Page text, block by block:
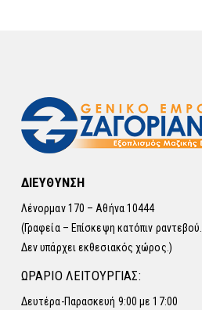
ΔΙΕΥΘΥΝΣΗ
Λένορμαν 170 – Αθήνα 10444
(Γραφεία – Επίσκεψη κατόπιν ραντεβού.
Δεν υπάρχει εκθεσιακός χώρος.)
ΩΡΑΡΙΟ ΛΕΙΤΟΥΡΓΙΑΣ:
Δευτέρα-Παρασκευή 9:00 με 17:00